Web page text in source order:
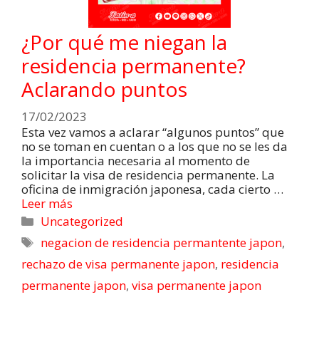
¿Por qué me niegan la
residencia permanente?
Aclarando puntos
17/02/2023
Esta vez vamos a aclarar “algunos puntos” que
no se toman en cuentan o a los que no se les da
la importancia necesaria al momento de
solicitar la visa de residencia permanente. La
oficina de inmigración japonesa, cada cierto …
Leer más
Uncategorized
negacion de residencia permantente japon,
rechazo de visa permanente japon, residencia
permanente japon, visa permanente japon